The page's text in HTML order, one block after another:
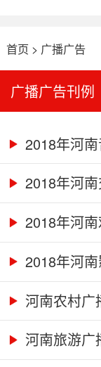
首页 > 广播广告
广播广告刊例
2018年河
2018年河
2018年河
2018年河
河南农村广
河南旅游广